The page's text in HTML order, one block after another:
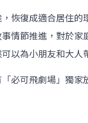
恢復成適合居住
情節推進，對於
以為小朋友和大人
必可飛劇場」獨